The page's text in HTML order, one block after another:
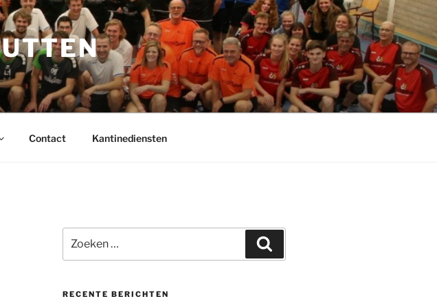
Contact Kantinediensten
naar:
RECENTE BERICHTEN